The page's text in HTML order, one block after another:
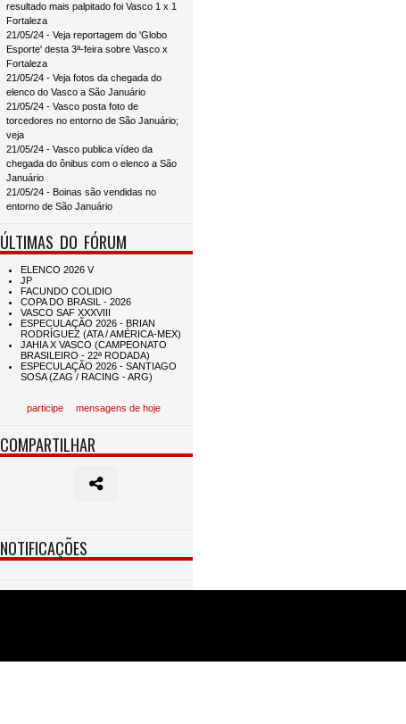
resultado mais palpitado foi Vasco 1 x 1
Fortaleza
21/05/24 - Veja reportagem do 'Globo
Esporte' desta 3ª-feira sobre Vasco x
Fortaleza
21/05/24 - Veja fotos da chegada do
elenco do Vasco a São Januário
21/05/24 - Vasco posta foto de
torcedores no entorno de São Januário;
veja
21/05/24 - Vasco publica vídeo da
chegada do ônibus com o elenco a São
Januário
21/05/24 - Boinas são vendidas no
entorno de São Januário
ÚLTIMAS DO FÓRUM
participe mensagens de hoje
COMPARTILHAR
NOTIFICAÇÕES